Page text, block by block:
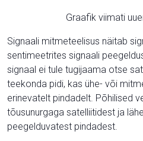
Graafik viimati
Signaali mitmeteelisus näitab
sentimeetrites signaali
signaal ei tule tugijaama otse
teekonda pidi, kas ühe- või
erinevatelt pindadelt. Põhilised
tõusunurgaga satelliitidest ja
peegelduvatest pindadest.